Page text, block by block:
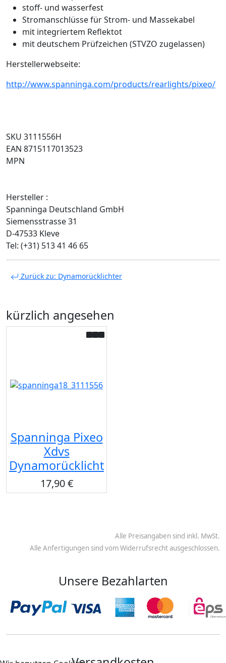
stoff- und wasserfest
Stromanschlüsse für Strom- und Massekabel
mit integriertem Reflektot
mit deutschem Prüfzeichen (STVZO zugelassen)
Herstellerwebseite:
http://www.spanninga.com/products/rearlights/pixeo/
SKU 3111556H
EAN 8715117013523
MPN
Hersteller :
Spanninga Deutschland GmbH
Siemensstrasse 31
D-47533 Kleve
Tel: (+31) 513 41 46 65
Zurück zu: Dynamorücklichter
kürzlich angesehen
Spanninga Pixeo
Xdvs
Dynamorücklicht
17,90 €
Alle Preisangaben sind inkl. MwSt.
Alle Anfertigungen sind vom Widerrufsrecht ausgeschlossen.
Unsere Bezahlarten